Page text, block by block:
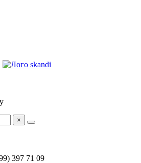
×
397 71 09